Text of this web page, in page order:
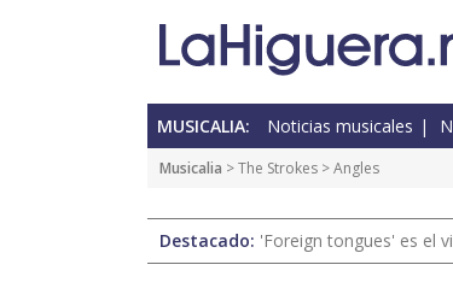
MUSICALIA: Noticias musicales
Musicalia >The Strokes > Angles
Destacado: 'Foreign tongues' es el